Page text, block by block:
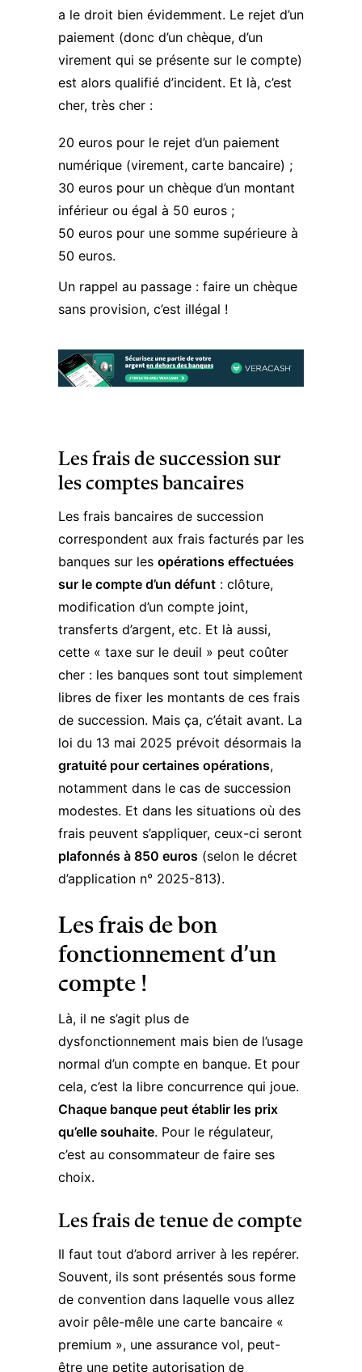
a le droit bien évidemment. Le rejet d’un
paiement (donc d’un chèque, d’un
virement qui se présente sur le compte)
est alors qualifié d’incident. Et là, c’est
cher, très cher :
20 euros pour le rejet d’un paiement
numérique (virement, carte bancaire) ;
30 euros pour un chèque d’un montant
inférieur ou égal à 50 euros ;
50 euros pour une somme supérieure à
50 euros.
Un rappel au passage : faire un chèque
sans provision, c’est illégal !
Les frais de succession sur
les comptes bancaires
Les frais bancaires de succession
correspondent aux frais facturés par les
banques sur les opérations effectuées
sur le compte d’un défunt : clôture,
modification d’un compte joint,
transferts d’argent, etc. Et là aussi,
cette « taxe sur le deuil » peut coûter
cher : les banques sont tout simplement
libres de fixer les montants de ces frais
de succession. Mais ça, c’était avant. La
loi du 13 mai 2025 prévoit désormais la
gratuité pour certaines opérations,
notamment dans le cas de succession
modestes. Et dans les situations où des
frais peuvent s’appliquer, ceux-ci seront
plafonnés à 850 euros (selon le décret
d’application n° 2025-813).
Les frais de bon
fonctionnement d’un
compte !
Là, il ne s’agit plus de
dysfonctionnement mais bien de l’usage
normal d’un compte en banque. Et pour
cela, c’est la libre concurrence qui joue.
Chaque banque peut établir les prix
qu’elle souhaite. Pour le régulateur,
c’est au consommateur de faire ses
choix.
Les frais de tenue de compte
Il faut tout d’abord arriver à les repérer.
Souvent, ils sont présentés sous forme
de convention dans laquelle vous allez
avoir pêle-mêle une carte bancaire «
premium », une assurance vol, peut-
être une petite autorisation de